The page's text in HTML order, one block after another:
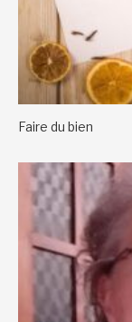
Faire du bien